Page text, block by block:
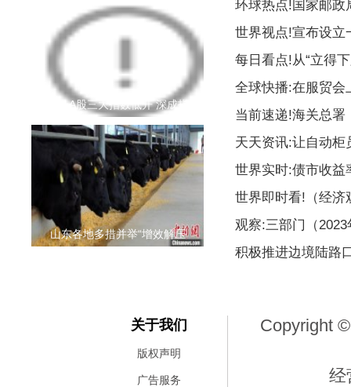
周一A股三大指数低开 深成指
山东各地多措并举“增效解压
环球热点!国家邮政
世界视点!宣布设立
每日看点!从“立得
全球快播:在服贸会
当前速递!海关总署
天天资讯:让自动柜
世界实时:债市收益
世界即时看!（经济
观察:三部门（
积极推进边境陆路
关于我们
版权声明
广告服务
Copyright
经